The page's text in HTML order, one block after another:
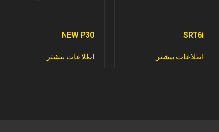
SRT6i
اطلاعات بیشتر
NEW P30
اطلاعات بیشتر